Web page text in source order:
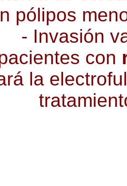
pólipos
- Invasión
con
la